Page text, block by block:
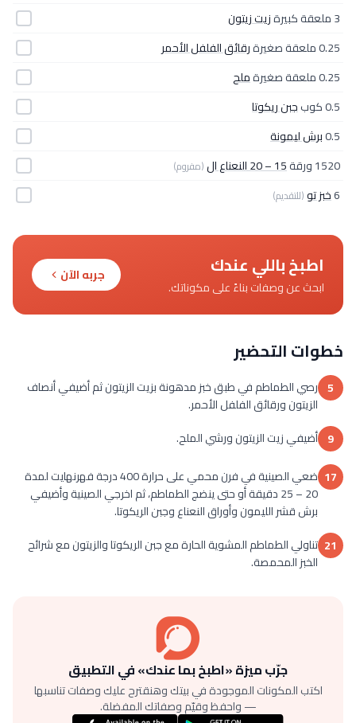
3 ملعقة كبيرة
زيت زيتون
0.25 ملعقة صغيرة
رقائق الفلفل الأحمر
0.25 ملعقة صغيرة
ملح
0.5 كوب
جبن ريكوتا
0.5برش ليمونة
1520 ورقة
15 – 20 النعناع ال (مفروم)
6خبز تو(للتقديم)
اطبخ باللي عندك
ابحث عن وصفات بناءً على مكوناتك.
جربه الآن
خطوات التحضير
5 رصي الطماطم في طبق خبز مدهونة بزيت الزيتون ثم أضيفي أنصاف
الزيتون ورقائق الفلفل الأحمر.
9 أضيفي زيت الزيتون ورشي الملح.
17
ضعي الصينية في فرن محمي على حرارة 400 درجة فهرنهايت لمدة
20 – 25 دقيقة أو حتى ينضج الطماطم، ثم اخرجي الصينية وأضيفي
برش قشر الليمون وأوراق النعناع وجبن الريكوتا.
21 تناولي الطماطم المشوية الحارة مع جبن الريكوتا والزيتون مع شرائح
الخبز المحمصة.
جرّب ميزة «اطبخ بما عندك» في التطبيق
اكتب المكونات الموجودة في بيتك وهنقترح عليك وصفات تناسبها
— واحفظ وقيّم وصفاتك المفضلة.